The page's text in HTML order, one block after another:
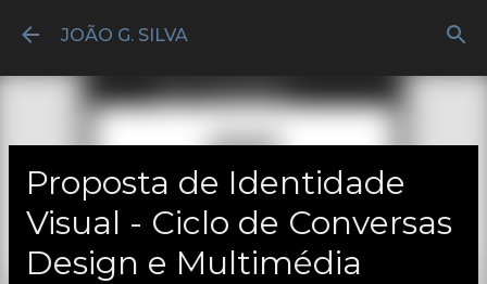
Avançar para o conteúdo principal
JOÃO G. SILVA
Prop​​​​​​​osta de Identidade
Visual - Ciclo de Conversas
Design e Multimédia